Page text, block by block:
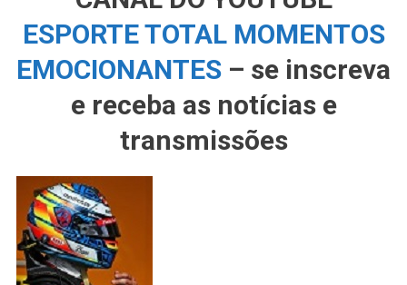
ESPORTE TOTAL MOMENTOS
EMOCIONANTES – se inscreva
e receba as notícias e
transmissões